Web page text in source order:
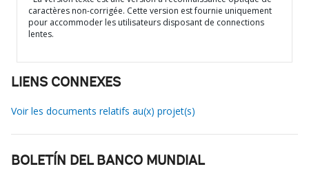
caractères non-corrigée. Cette version est fournie uniquement
pour accommoder les utilisateurs disposant de connections
lentes.
LIENS CONNEXES
Voir les documents relatifs au(x) projet(s)
BOLETÍN DEL BANCO MUNDIAL